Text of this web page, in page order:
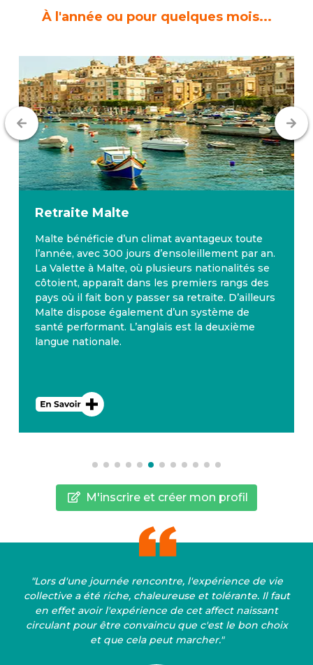
À l'année ou pour quelques mois...
Retraite Malte
Malte bénéficie d’un climat avantageux toute
l’année, avec 300 jours d’ensoleillement par an.
La Valette à Malte, où plusieurs nationalités se
côtoient, apparaît dans les premiers rangs des
pays où il fait bon y passer sa retraite. D’ailleurs
Malte dispose également d’un système de
santé performant. L’anglais est la deuxième
langue nationale.
M'inscrire et créer mon profil
"Lors d'une journée rencontre, l'expérience de vie
collective a été riche, chaleureuse et tolérante. Il faut
en effet avoir l'expérience de cet affect naissant
circulant pour être convaincu que c'est le bon choix
et que cela peut marcher."